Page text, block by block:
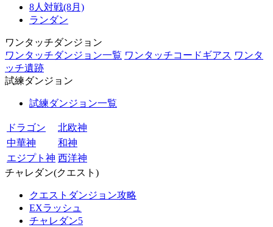
8人対戦(8月)
ランダン
ワンタッチダンジョン
ワンタッチダンジョン一覧 ワンタッチコードギアス ワンタ
ッチ遺跡
試練ダンジョン
試練ダンジョン一覧
ドラゴン
北欧神
中華神
和神
エジプト神 西洋神
チャレダン(クエスト)
クエストダンジョン攻略
EXラッシュ
チャレダン5